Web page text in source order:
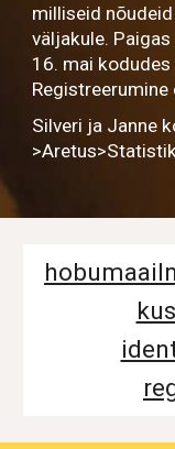
milliseid
väljakule.
16. mai kodudes
Registreerumine
Silveri ja Janne